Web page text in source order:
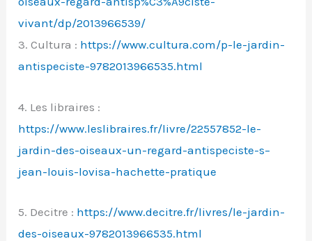
vivant/dp/2013966539/
3. Cultura : https://www.cultura.com/p-le-jardin-
antispeciste-9782013966535.html
4. Les libraires :
https://www.leslibraires.fr/livre/22557852-le-
jardin-des-oiseaux-un-regard-antispeciste-s–
jean-louis-lovisa-hachette-pratique
5. Decitre : https://www.decitre.fr/livres/le-jardin-
des-oiseaux-9782013966535.html